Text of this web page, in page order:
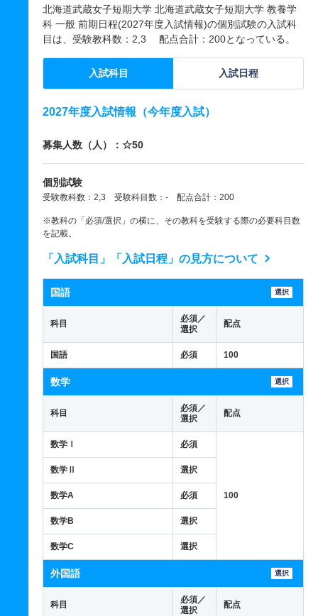
北海道武蔵女子短期大学 北海道武蔵女子短期大学 教養学
科 一般 前期日程(2027年度入試情報)の個別試験の入試科
目は、受験教科数：2,3 配点合計：200となっている。
入試科目 入試日程
2027年度入試情報（今年度入試）
募集人数（人）：☆50
個別試験
受験教科数：2,3 受験科目数：- 配点合計：200
※教科の「必須/選択」の横に、その教科を受験する際の必要科目数
を記載。
「入試科目」「入試日程」の見方について
国語 選択
科目
必須／
選択
配点
国語 必須 100
数学 選択
科目
必須／
選択
配点
数学Ⅰ 必須
100
数学Ⅱ 選択
数学A 必須
数学B 選択
数学C 選択
外国語 選択
科目
必須／
選択
配点